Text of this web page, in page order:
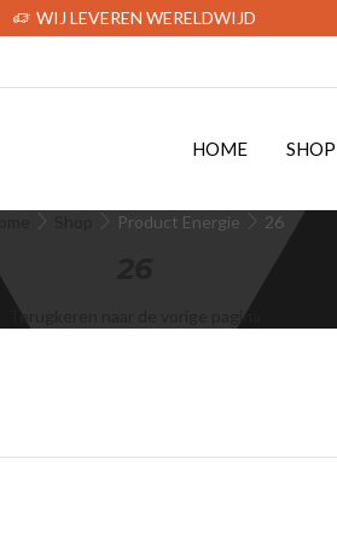
WIJ LEVEREN WERELDWIJD
HOME SHOP
Product Energie 26
Terugkeren naar de vorige pagina